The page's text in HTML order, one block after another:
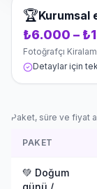
🏆Kurumsal
₺6.000 –
Fotoğrafçı
Detaylar için
Paket, süre ve fiyat
PAKET
💚 Doğum
günü /